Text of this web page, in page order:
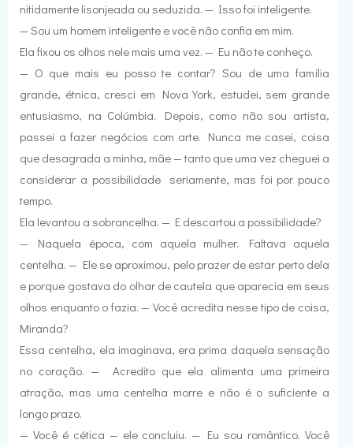
nitidamente lisonjeada ou seduzida. — Isso foi inteligente.
— Sou um homem inteligente e você não confia em mim.
Ela fixou os olhos nele mais uma vez. — Eu não te conheço.
— O que mais eu posso te contar? Sou de uma família
grande, étnica, cresci em Nova York, estudei, sem grande
entusiasmo, na Colúmbia. Depois, como não sou artista,
passei a fazer negócios com arte. Nunca me casei, coisa
que desagrada a minha, mãe — tanto que uma vez cheguei a
considerar a possibilidade seriamente, mas foi por pouco
tempo.
Ela levantou a sobrancelha. — E descartou a possibilidade?
— Naquela época, com aquela mulher. Faltava aquela
centelha. — Ele se aproximou, pelo prazer de estar perto dela
e porque gostava do olhar de cautela que aparecia em seus
olhos enquanto o fazia. — Você acredita nesse tipo de coisa,
Miranda?
Essa centelha, ela imaginava, era prima daquela sensação
no coração. — Acredito que ela alimenta uma primeira
atração, mas uma centelha morre e não é o suficiente a
longo prazo.
— Você é cética — ele concluiu. — Eu sou romântico. Você